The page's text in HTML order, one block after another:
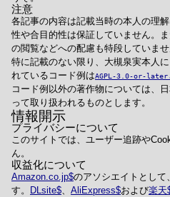
注意
各記事の内容は記載当時の本人の理
性や合目的性は保証していません。
の閲覧などへの配慮も特段していませ
特に記載のない限り、大槻泉実本人
れているコード例はAGPL-3.0-or-later
コード例以外の著作物については、
って取り扱われるものとします。
情報開示
プライバシーについて
このサイトでは、ユーザー追跡や
ん。
収益化について
Amazon.co.jp のアソシエイトとして
す。
DLsite AliExpress および楽天